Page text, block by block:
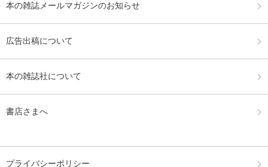
本の雑誌メールマガジンのお知らせ
広告出稿について
本の雑誌社について
書店さまへ
プライバシーポリシー